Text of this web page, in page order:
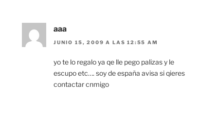
aaa
JUNIO 15, 2009 A LAS 12:55 AM
yo te lo regalo ya qe lle pego palizas y le
escupo etc…. soy de españa avisa si qieres
contactar cnmigo